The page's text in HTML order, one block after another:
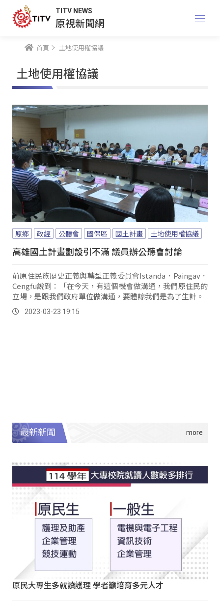
TITV NEWS
原視新聞網
首頁 土地使用權協議
土地使用權協議
原鄉 政經 公聽會 國保區 國土計畫 土地使用權協議
高雄國土計畫劃設引不滿 議員辦公聽會討論
前原住民族歷史正義與轉型正義委員會Istanda．Paingav．
Cengfu說到：「在今天，有這個機會做溝通，我們原住民的
立場，是跟我們政府單位做溝通，要體諒我們是為了生計。
2023-03-23 19:15
最新新聞
原民大專生多就讀護理 學者籲培育多元人才